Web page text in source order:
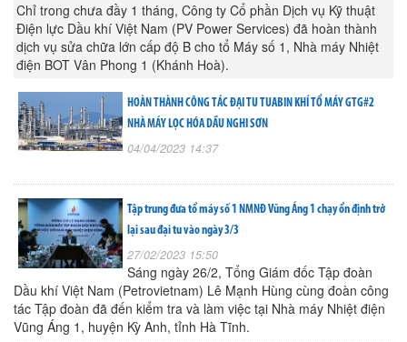
Chỉ trong chưa đầy 1 tháng, Công ty Cổ phần Dịch vụ Kỹ thuật
Điện lực Dầu khí Việt Nam (PV Power Services) đã hoàn thành
dịch vụ sửa chữa lớn cấp độ B cho tổ Máy số 1, Nhà máy Nhiệt
điện BOT Vân Phong 1 (Khánh Hoà).
HOÀN THÀNH CÔNG TÁC ĐẠI TU TUABIN KHÍ TỔ MÁY GTG#2
NHÀ MÁY LỌC HÓA DẦU NGHI SƠN
04/04/2023 14:37
Tập trung đưa tổ máy số 1 NMNĐ Vũng Áng 1 chạy ổn định trở
lại sau đại tu vào ngày 3/3
27/02/2023 15:50
Sáng ngày 26/2, Tổng Giám đốc Tập đoàn
Dầu khí Việt Nam (Petrovietnam) Lê Mạnh Hùng cùng đoàn công
tác Tập đoàn đã đến kiểm tra và làm việc tại Nhà máy Nhiệt điện
Vũng Áng 1, huyện Kỳ Anh, tỉnh Hà Tĩnh.